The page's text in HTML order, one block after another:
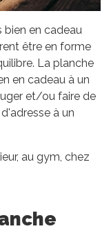
bien en cadeau
être en forme
La planche
en cadeau à un
et/ou faire de
à un
au gym, chez